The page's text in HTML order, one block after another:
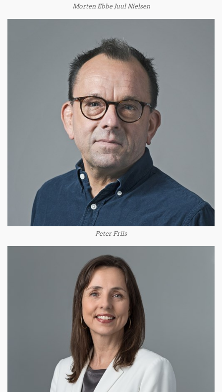
Morten Ebbe Juul Nielsen
Peter Friis